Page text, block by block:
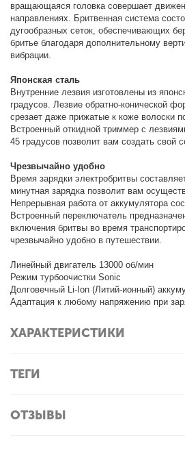
вращающаяся головка совершает
направлениях. Бритвенная система
дугообразных сеток, обеспечивающих
бритье благодаря дополнительному
вибрации.
Японская сталь
Внутренние лезвия изготовлены из
градусов. Лезвие обратно-конической
срезает даже прижатые к коже волоски
Встроенный откидной триммер с
45 градусов позволит вам создать свой
Чрезвычайно удобно
Время зарядки электробритвы
минутная зарядка позволит вам
Непрерывная работа от аккумулятора
Встроенный переключатель
включения бритвы во время
чрезвычайно удобно в путешествии.
Линейный двигатель 13000 об/мин
Режим турбоочистки Sonic
Долговечный Li-Ion (Литий-ионный)
Адаптация к любому напряжению при
ХАРАКТЕРИСТИКИ
ТЕГИ
ОТЗЫВЫ